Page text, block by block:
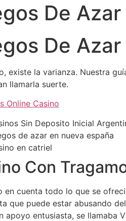
De Azar
De Azar
existe la varianza. Nuestra
llamarla suerte.
Online Casino
Sin Deposito Inicial
de azar en nueva españa
en catriel
Con
en cuenta todo lo que se
que puede estar abusando
apoyo entusiasta, se llamaba